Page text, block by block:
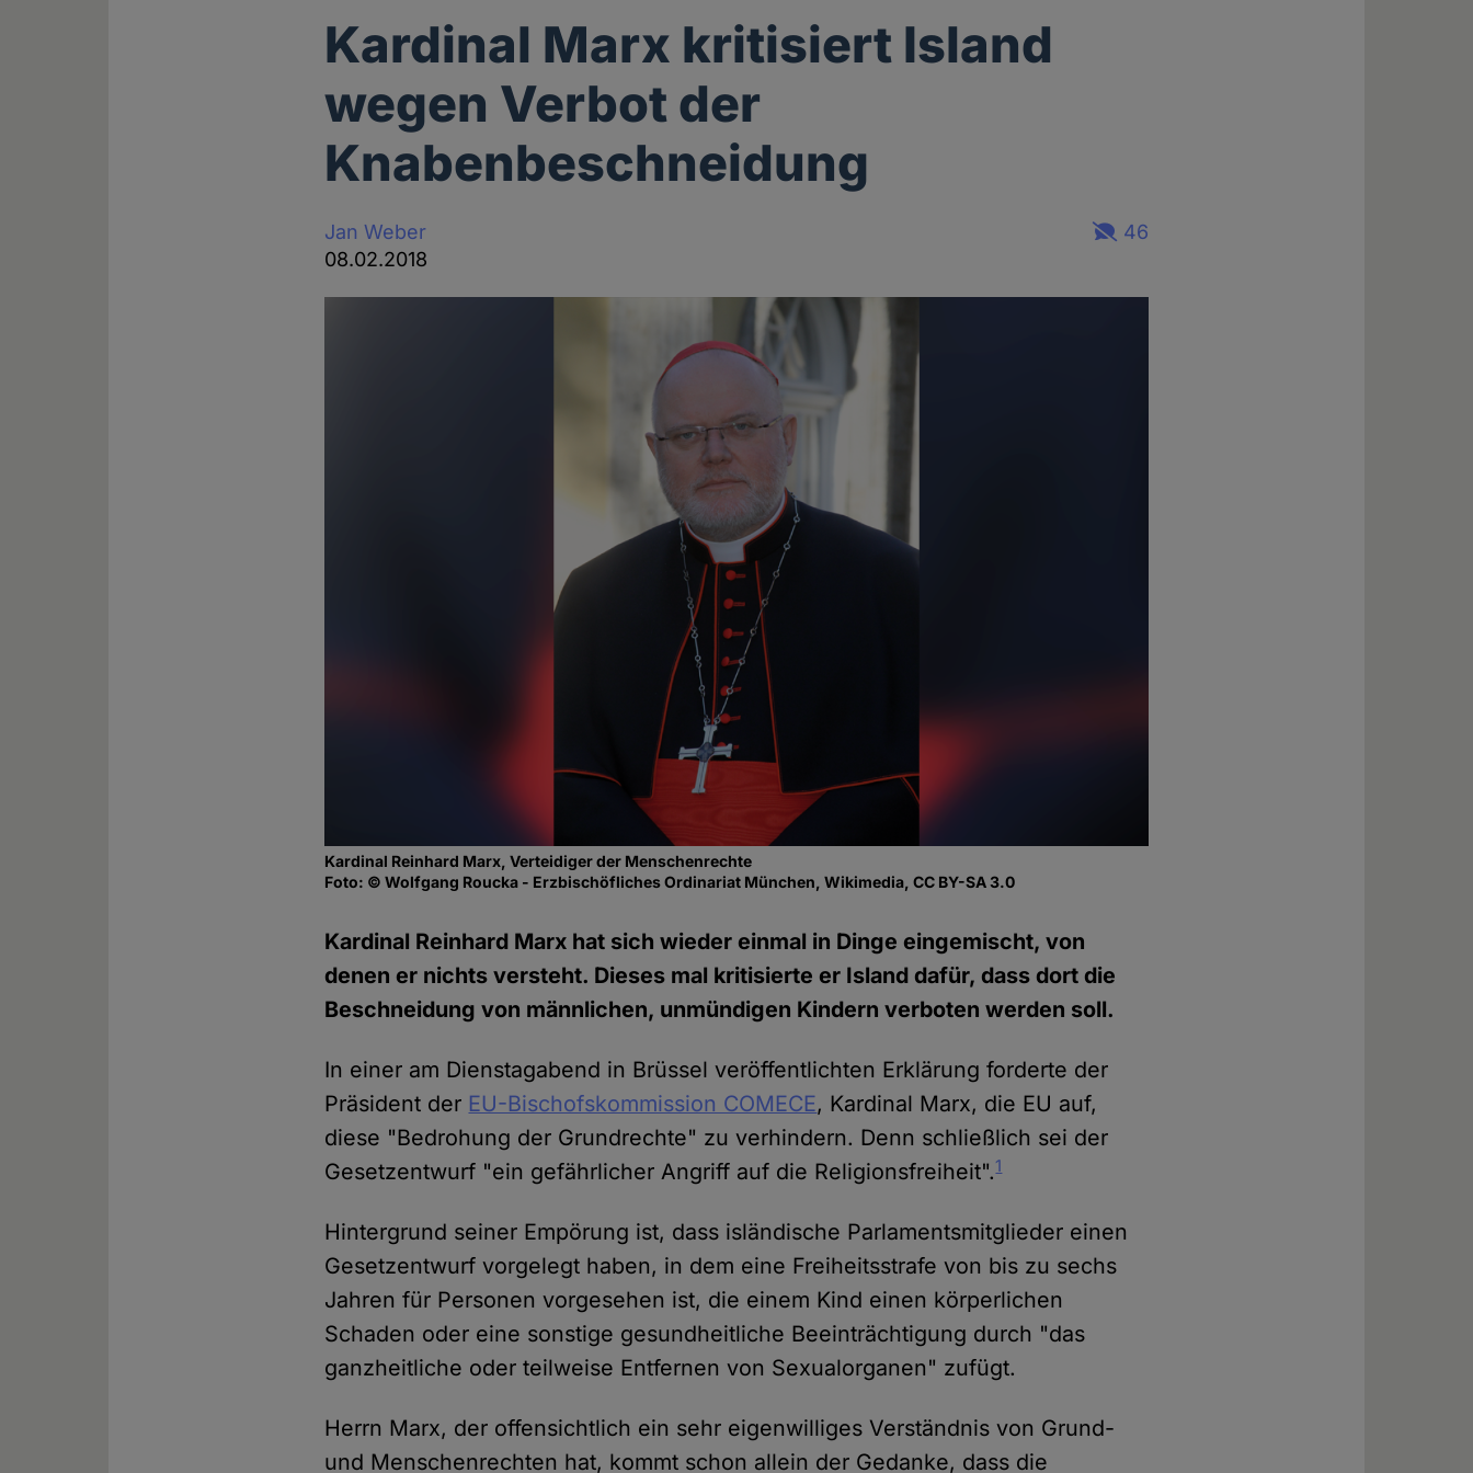
Kardinal Marx kritisiert Island
wegen Verbot der
Knabenbeschneidung
Jan Weber
08.02.2018
46
Kardinal Reinhard Marx, Verteidiger der Menschenrechte
Foto: © Wolfgang Roucka - Erzbischöfliches Ordinariat München, Wikimedia, CC BY-SA 3.0
Kardinal Reinhard Marx hat sich wieder einmal in Dinge eingemischt, von
denen er nichts versteht. Dieses mal kritisierte er Island dafür, dass dort die
Beschneidung von männlichen, unmündigen Kindern verboten werden soll.
In einer am Dienstagabend in Brüssel veröffentlichten Erklärung forderte der
Präsident der EU-Bischofskommission COMECE, Kardinal Marx, die EU auf,
diese "Bedrohung der Grundrechte" zu verhindern. Denn schließlich sei der
Gesetzentwurf "ein gefährlicher Angriff auf die Religionsfreiheit".1
Hintergrund seiner Empörung ist, dass isländische Parlamentsmitglieder einen
Gesetzentwurf vorgelegt haben, in dem eine Freiheitsstrafe von bis zu sechs
Jahren für Personen vorgesehen ist, die einem Kind einen körperlichen
Schaden oder eine sonstige gesundheitliche Beeinträchtigung durch "das
ganzheitliche oder teilweise Entfernen von Sexualorganen" zufügt.
Herrn Marx, der offensichtlich ein sehr eigenwilliges Verständnis von Grund-
und Menschenrechten hat, kommt schon allein der Gedanke, dass die